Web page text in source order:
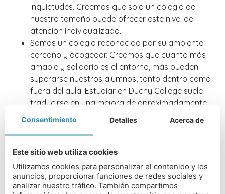
inquietudes. Creemos que solo un colegio de
nuestro tamaño puede ofrecer este nivel de
atención individualizada.
Somos un colegio reconocido por su ambiente
cercano y acogedor. Creemos que cuanto más
amable y solidario es el entorno, más pueden
superarse nuestros alumnos, tanto dentro como
fuera del aula. Estudiar en Duchy College suele
traducirse en una mejora de aproximadamente
una calificación completa por asignatura.
La mayoría de nuestros estudiantes continúan
sus estudios en prestigiosas universidades del
Russell Group.
Nuestros alumnos disfrutan de la libertad y la
confianza necesarias para ser ellos mismos.
Nuestra cultura de apertura, empatía y amistad
Consentimiento Detalles Acerca de
Este sitio web utiliza cookies
Utilizamos cookies para personalizar el contenido y los
anuncios, proporcionar funciones de redes sociales y
analizar nuestro tráfico. También compartimos